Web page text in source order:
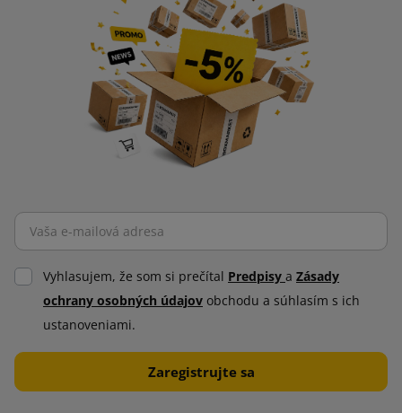
Vyhlasujem, že som si prečítal Predpisy a Zásady
ochrany osobných údajov obchodu a súhlasím s ich
ustanoveniami.